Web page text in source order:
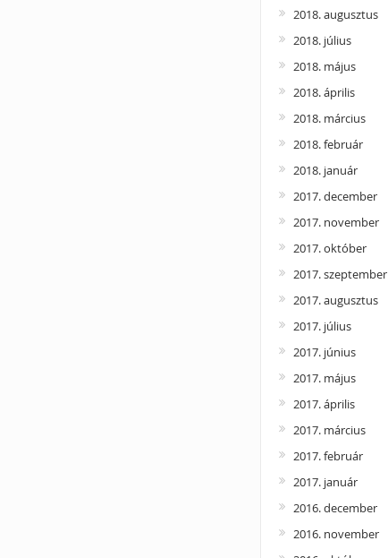
2018. augusztus
2018. július
2018. május
2018. április
2018. március
2018. február
2018. január
2017. december
2017. november
2017. október
2017. szeptember
2017. augusztus
2017. július
2017. június
2017. május
2017. április
2017. március
2017. február
2017. január
2016. december
2016. november